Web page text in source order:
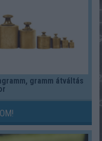
gramm átváltás